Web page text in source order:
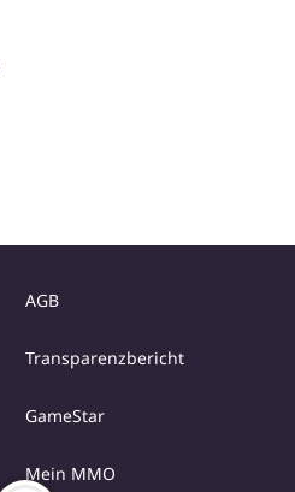
AGB
Transparenzbericht
GameStar
Mein MMO